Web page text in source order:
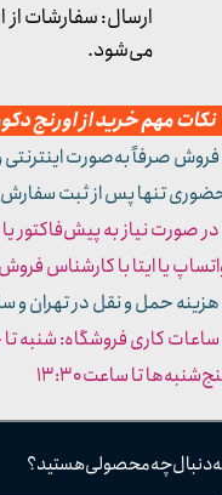
دنبال چه محصولی هستید؟
مهم خرید از اورنج
صرفاً به‌صورت
تنها پس از ثبت
صورت نیاز به پیش‌فاکتور
یا ایتا با کارشناس فروش شماره ۱
حمل و نقل در تهران و
تا ساعت ۱۳:۳۰​​​​​​​
ارسال: سفارشات از
می‌شود.